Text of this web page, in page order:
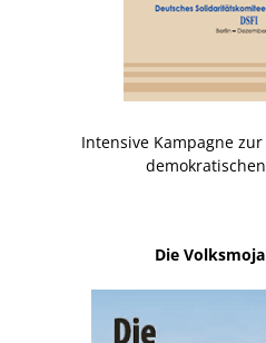
Intensive Kampagne
Die